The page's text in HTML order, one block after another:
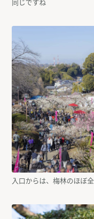
同じですね
入口からは、梅林のほぼ